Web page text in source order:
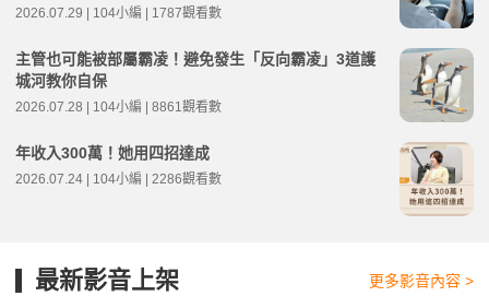
2026.07.29 | 104小編 | 1787觀看數
主管也可能被部屬霸凌！避免發生「反向霸凌」3道護
城河教你自保
2026.07.28 | 104小編 | 8861觀看數
年收入300萬！她用四招達成
2026.07.24 | 104小編 | 2286觀看數
最新影音上架 更多影音內容 >